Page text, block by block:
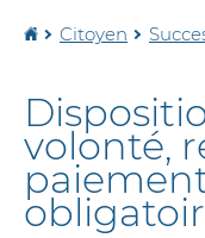
Accueil
Citoyen
volonté,